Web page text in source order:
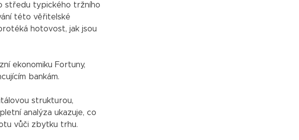
středu typického tržního
této věřitelské
hotovost, jak jsou
ekonomiku Fortuny,
bankám.
strukturou,
analýza ukazuje, co
vůči zbytku trhu.